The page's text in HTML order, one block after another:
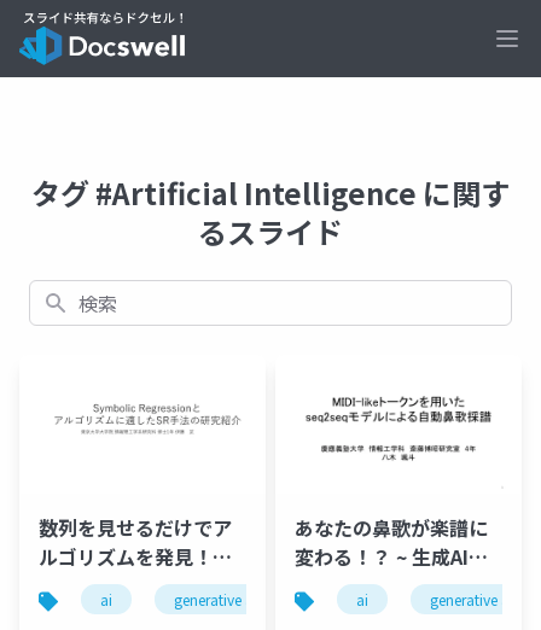
タグ #Artificial Intelligence に関す
るスライド
検索
数列を見せるだけでア
ルゴリズムを発見！？
~ PrfSRで実現する数学
的パターン自動解析 ~
ai generative ai machine learning deep
あなたの鼻歌が楽譜に
変わる！？ ~ 生成AIで
実現する新しい作曲研
究のご紹介 ~
ai generative ai